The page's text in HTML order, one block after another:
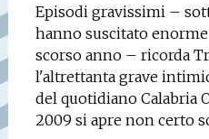
Episodi gravissimi –
hanno suscitato
scorso anno – ricorda
l'altrettanta grave
del quotidiano Calabria
2009 si apre non certo